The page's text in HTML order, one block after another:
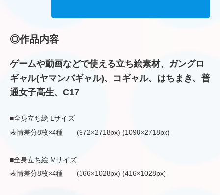
◎作品内容
ゲームや動画などで使える立ち絵素材、ガングロ
ギャル(ヤマンバギャル)、コギャル、はちまき、普
通女子高生、C17
■全身立ち絵 Lサイズ
表情差分8枚×4種 (972×2718px) (1098×2718px)
■全身立ち絵 Mサイズ
表情差分8枚×4種 (366×1028px) (416×1028px)